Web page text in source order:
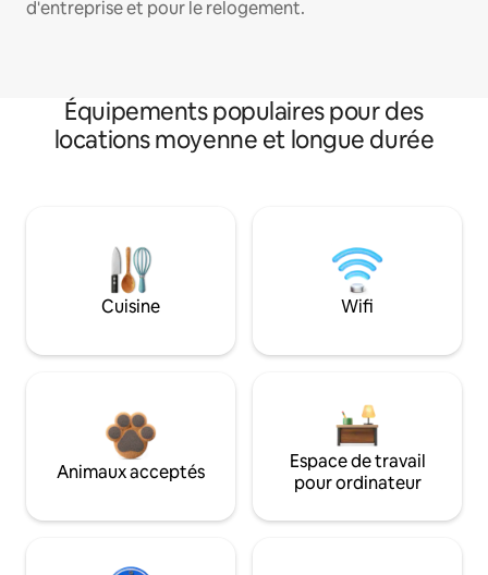
d'entreprise et pour le relogement.
Équipements populaires pour des
locations moyenne et longue durée
Cuisine Wifi
Animaux acceptés
Espace de travail
pour ordinateur